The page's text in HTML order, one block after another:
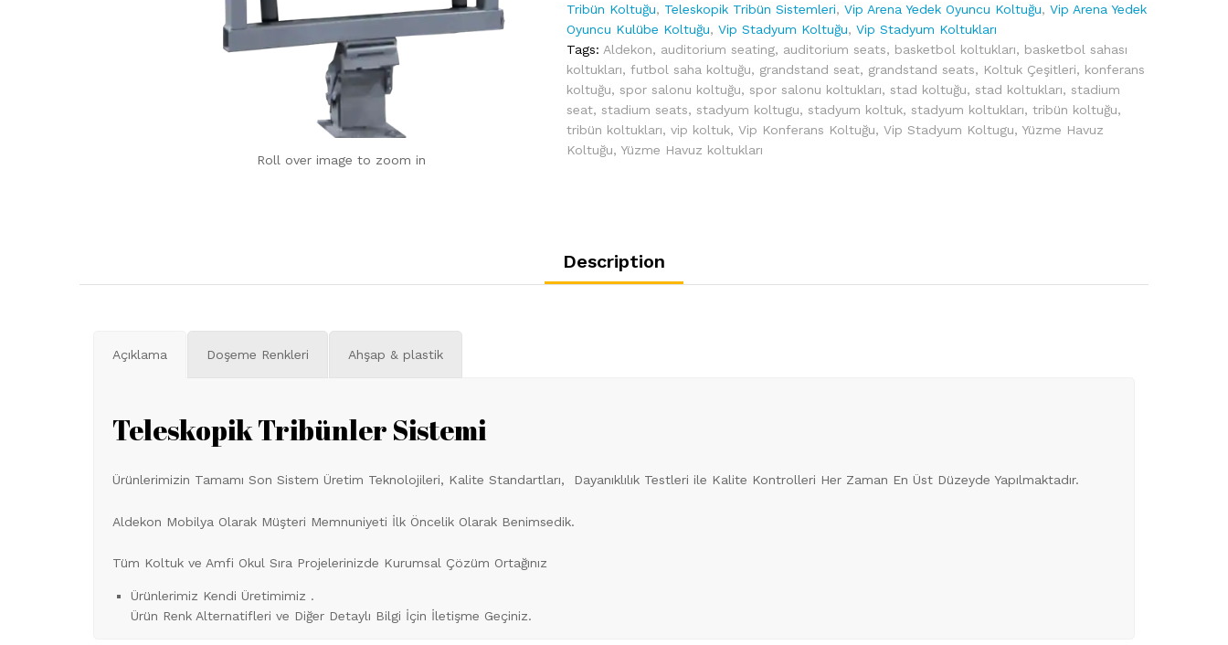
Roll over image to zoom in
Tribün Koltuğu, Teleskopik Tribün Sistemleri,Vip Arena Yedek Oyuncu Koltuğu,Vip Arena Yedek
Oyuncu Kulübe Koltuğu,Vip Stadyum Koltuğu,Vip Stadyum Koltukları
Tags: Aldekon, auditorium seating, auditorium seats, basketbol koltukları, basketbol sahası
koltukları,futbol saha koltuğu, grandstand seat, grandstand seats, Koltuk Çeşitleri, konferans
koltuğu,spor salonu koltuğu,spor salonu koltukları,stad koltuğu,stad koltukları,stadium
seat,stadium seats,stadyum koltugu,stadyum koltuk,stadyum koltukları,tribün koltuğu,
tribün koltukları,vip koltuk,Vip Konferans Koltuğu,Vip Stadyum Koltugu, Yüzme Havuz
Koltuğu, Yüzme Havuz koltukları
Description
Açıklama Doşeme Renkleri Ahşap & plastik
Teleskopik Tribünler Sistemi
Ürünlerimizin Tamamı Son Sistem Üretim Teknolojileri, Kalite Standartları, Dayanıklılık Testleri ile Kalite Kontrolleri Her Zaman En Üst Düzeyde Yapılmaktadır.
Aldekon Mobilya Olarak Müşteri Memnuniyeti İlk Öncelik Olarak Benimsedik.
Tüm Koltuk ve Amfi Okul Sıra Projelerinizde Kurumsal Çözüm Ortağınız
Ürünlerimiz Kendi Üretimimiz .
Ürün Renk Alternatifleri ve Diğer Detaylı Bilgi İçin İletişme Geçiniz.